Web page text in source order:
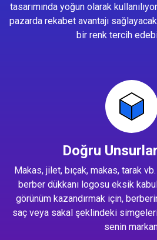
tasarımında yoğun olarak
pazarda rekabet avantajı
bir renk tercih
Doğru
Makas, jilet, bıçak, makas, tarak
berber dükkanı logosu eksik
görünüm kazandırmak için,
saç veya sakal şeklindeki
senin